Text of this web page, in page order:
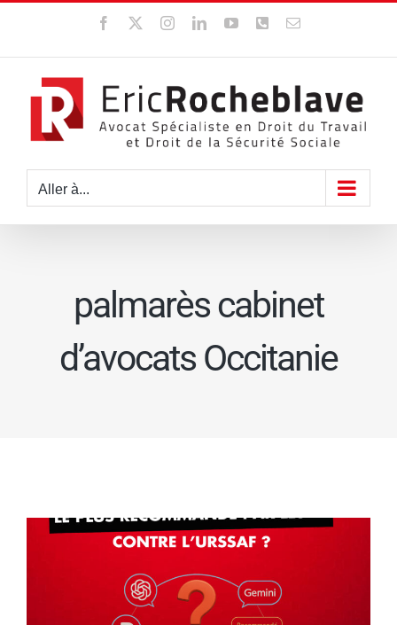
contenu
Facebook InstagramLinkedInYouTubeWhatsApp
Email
Aller à...
palmarès cabinet
d’avocats Occitanie